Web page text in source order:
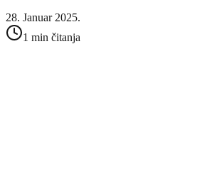
28. Januar 2025.
1 min čitanja